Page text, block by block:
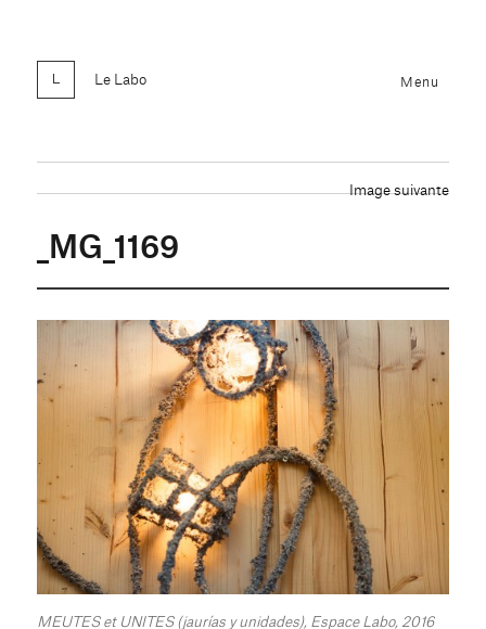
Le Labo Menu
Image suivante
_MG_1169
MEUTES et UNITES (jaurías y unidades), Espace Labo, 2016